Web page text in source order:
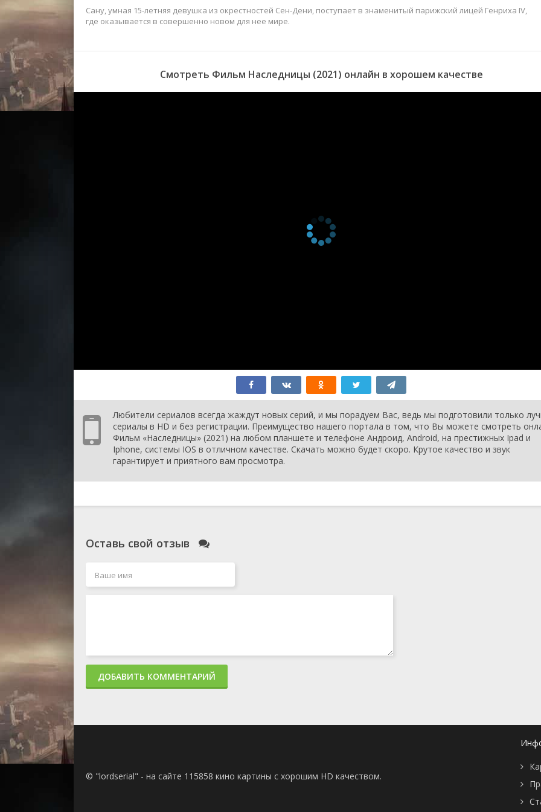
Сану, умная 15-летняя девушка из окрестностей Сен-Дени, поступает в знаменитый парижский лицей Генриха IV,
где оказывается в совершенно новом для нее мире.
Смотреть Фильм Наследницы (2021) онлайн в хорошем качестве
Любители сериалов всегда жаждут новых серий, и мы порадуем Вас, ведь мы подготовили только
сериалы в HD и без регистрации. Преимущество нашего портала в том, что Вы можете смотреть
Фильм «Наследницы» (2021) на любом планшете и телефоне Андроид, Android, на престижных Ipad и
Iphone, системы IOS в отличном качестве. Скачать можно будет скоро. Крутое качество и звук
гарантирует и приятного вам просмотра.
Оставь свой отзыв
ДОБАВИТЬ КОММЕНТАРИЙ
© "lordserial" - на сайте 115858 кино картины с хорошим HD качеством.